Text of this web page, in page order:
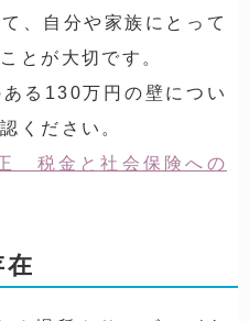
、自分や家族にとって
とが大切です。
る130万円の壁につい
ください。
税金と社会保険への